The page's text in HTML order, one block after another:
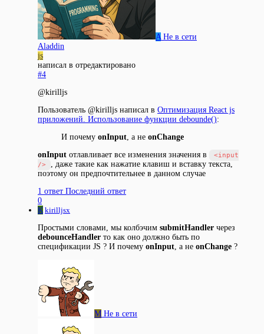
A Не в сети
Aladdin
js
написал в отредактировано
#4
@kirilljs
Пользователь @kirilljs написал в Оптимизация React js
приложений. Использование функции debounde():
И почему onInput, а не onChange
onInput отлавливает все изменения значения в
<input
/>
, даже такие как нажатие клавиш и вставку текста,
поэтому он предпочтительнее в данном случае
1 ответ Последний ответ
0
K kirilljsx
Простыми словами, мы колбэчим submitHandler через
debounceHandler то как оно должно быть по
спецификации JS ? И почему onInput, а не onChange ?
M Не в сети